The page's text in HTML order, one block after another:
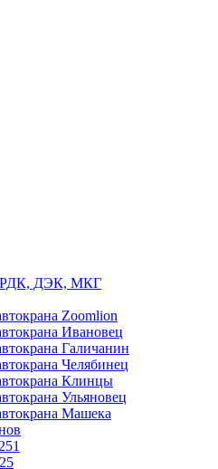
РДК, ДЭК, МКГ
Zoomlion
Ивановец
Галичанин
Челябинец
Клинцы
Ульяновец
Машека